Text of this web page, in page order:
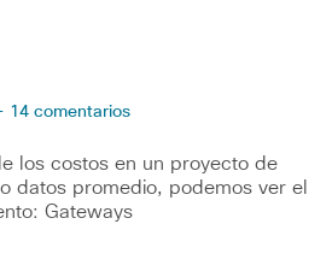
14 comentarios
los costos en un proyecto de
datos promedio, podemos ver el
Gateways